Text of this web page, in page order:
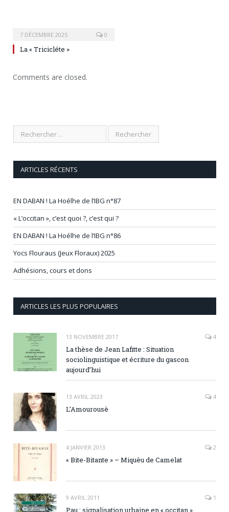
7 DÉCEMBRE 2025 0
La « Tricicléte »
Comments are closed.
ARTICLES RÉCENTS
EN DABAN ! La Hoélhe de l’IBG n°87
« L’occitan », c’est quoi ?, c’est qui ?
EN DABAN ! La Hoélhe de l’IBG n°86
Yocs Flouraus (Jeux Floraux) 2025
Adhésions, cours et dons
ARTICLES LES PLUS POPULAIRES
13 NOVEMBRE 2017 4
La thèse de Jean Lafitte : Situation
sociolinguistique et écriture du gascon
aujourd’hui
13 AVRIL 2023 4
L’Amourousè
4 JANVIER 2013 2
« Bite-Bitante » – Miquèu de Camelat
9 AVRIL 2011 1
Pau : signalisation urbaine en « occitan ».